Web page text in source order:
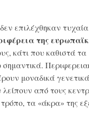
επιλέχθηκαν
της
κάτι που καθιστά τα
μοναδικά γενετικά
λείπουν από τους
τα «άκρα» της